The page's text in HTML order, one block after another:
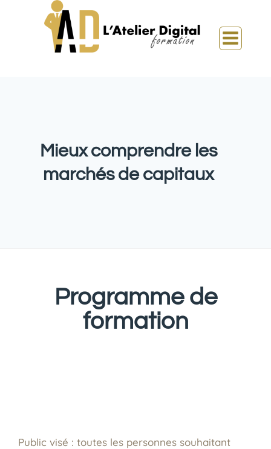
Mieux comprendre les
marchés de capitaux
Programme de
formation
Public visé : toutes les personnes souhaitant